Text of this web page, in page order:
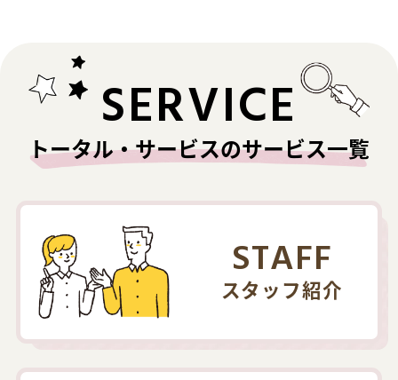
SERVICE
トータル・サービスのサービス一覧
STAFF
スタッフ紹介